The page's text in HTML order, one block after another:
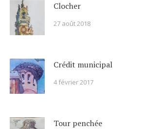
Clocher
27 août 2018
Crédit municipal
4 février 2017
Tour penchée